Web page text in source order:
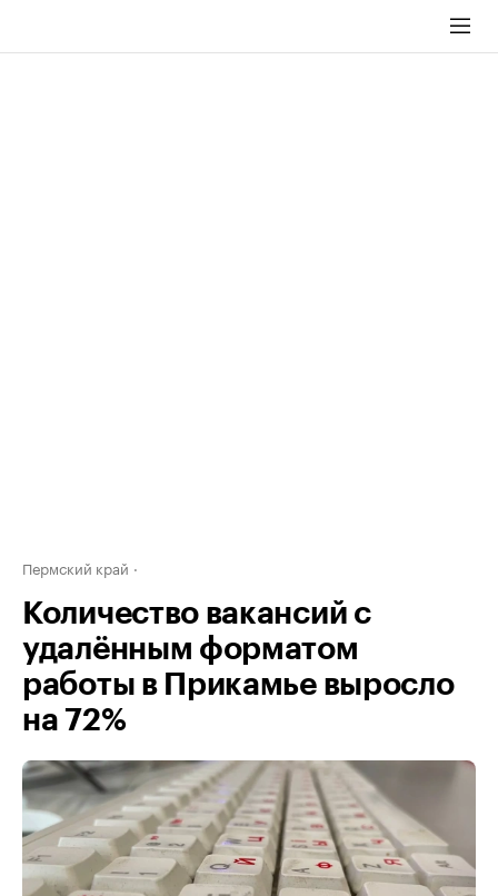
Пермский край
Количество вакансий с
удалённым форматом
работы в Прикамье выросло
на 72%